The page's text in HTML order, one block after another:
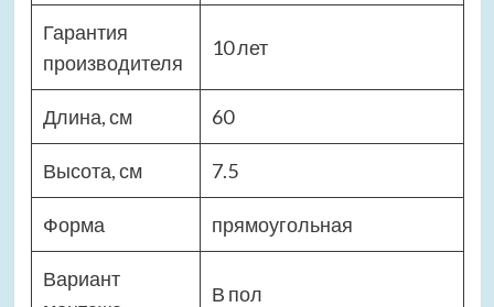
Гарантия
производителя
10 лет
Длина, см 60
Высота, см 7.5
Форма прямоугольная
Вариант
В пол